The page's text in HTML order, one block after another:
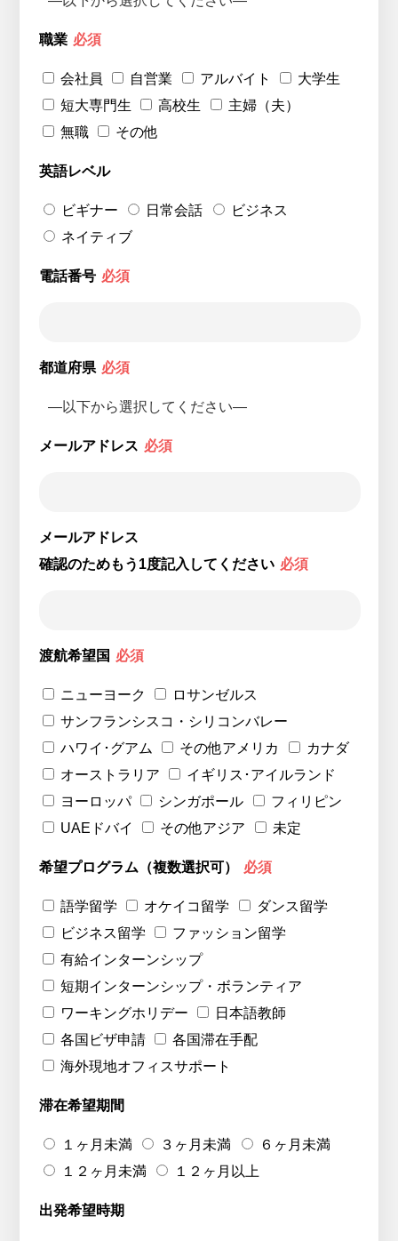
職業 必須
会社員 自営業 アルバイト
大学生
短大専門生
高校生
主婦（夫）
無職
その他
英語レベル
ビギナー 日常会話
ビジネス
ネイティブ
電話番号 必須
都道府県 必須
メールアドレス 必須
メールアドレス
確認のためもう1度記入してください 必須
渡航希望国 必須
ニューヨーク
ロサンゼルス
サンフランシスコ・シリコンバレー
ハワイ･グアム
その他アメリカ
カナダ
オーストラリア
イギリス･アイルランド
ヨーロッパ
シンガポール
フィリピン
UAEドバイ
その他アジア 未定
希望プログラム（複数選択可） 必須
語学留学 オケイコ留学
ダンス留学
ビジネス留学
ファッション留学
有給インターンシップ
短期インターンシップ・ボランティア
ワーキングホリデー
日本語教師
各国ビザ申請
各国滞在手配
海外現地オフィスサポート
滞在希望期間
１ヶ月未満 ３ヶ月未満
６ヶ月未満
１２ヶ月未満
１２ヶ月以上
出発希望時期